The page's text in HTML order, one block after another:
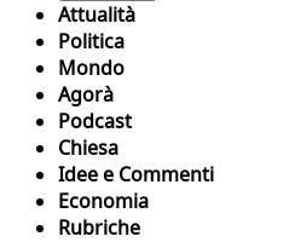
Attualità
Politica
Mondo
Agorà
Podcast
Chiesa
Idee e Commenti
Economia
Rubriche